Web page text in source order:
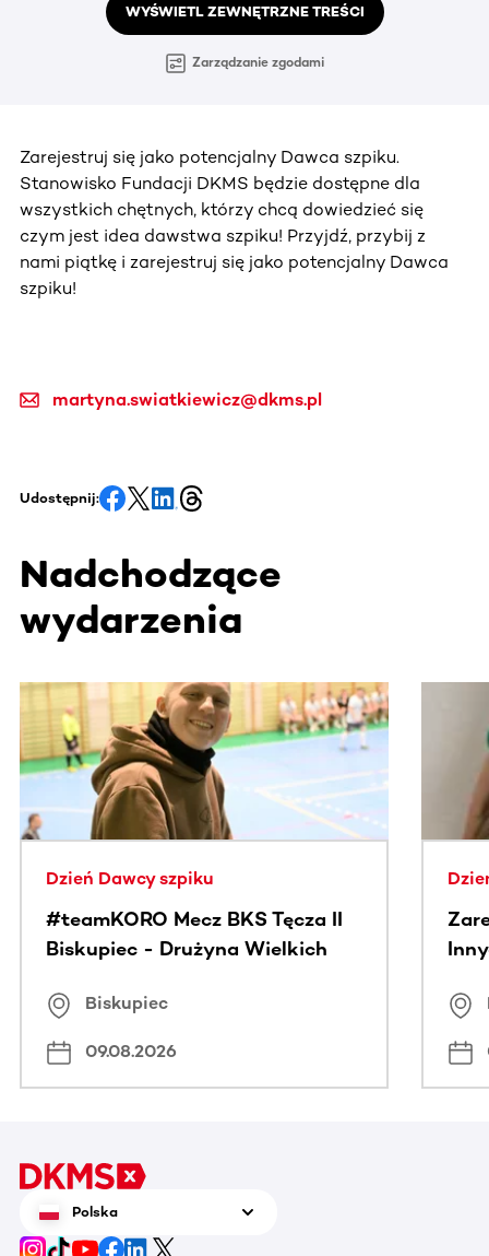
WYŚWIETL ZEWNĘTRZNE TREŚCI
Zarządzanie zgodami
Zarejestruj się jako potencjalny Dawca szpiku.
Stanowisko Fundacji DKMS będzie dostępne dla
wszystkich chętnych, którzy chcą dowiedzieć się
czym jest idea dawstwa szpiku! Przyjdź, przybij z
nami piątkę i zarejestruj się jako potencjalny Dawca
szpiku!
martyna.swiatkiewicz@dkms.pl
Udostępnij:
Nadchodzące
wydarzenia
Ta sekcja zawiera treści przewijane w poziomie. Użyj
Dzień Dawcy szpiku
#teamKORO Mecz BKS Tęcza II
Biskupiec - Drużyna Wielkich
Biskupiec
09.08.2026
Polska